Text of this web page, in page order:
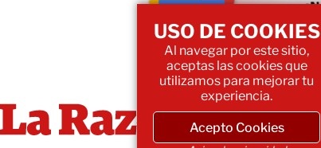
USO DE COOKIES
Al navegar por este sitio,
aceptas las cookies que
utilizamos para mejorar tu
experiencia.
Acepto Cookies